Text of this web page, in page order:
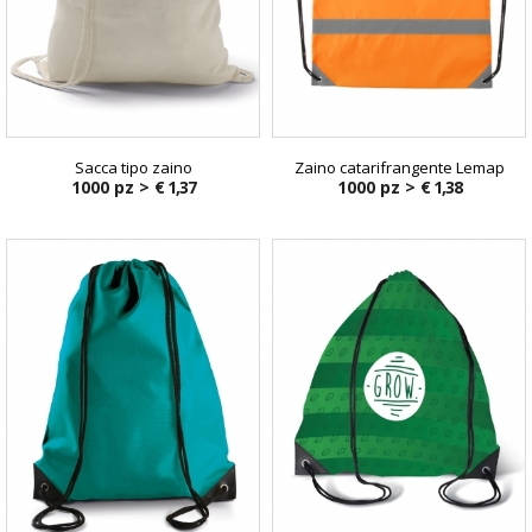
Sacca tipo zaino
1000 pz > € 1,37
Zaino catarifrangente Lemap
1000 pz > € 1,38